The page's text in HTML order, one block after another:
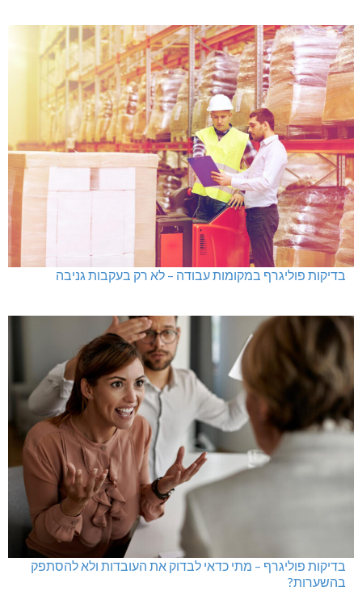
בדיקות פוליגרף במקומות עבודה – לא רק בעקבות גניבה
בדיקות פוליגרף – מתי כדאי לבדוק את העובדות ולא להסתפק
בהשערות?